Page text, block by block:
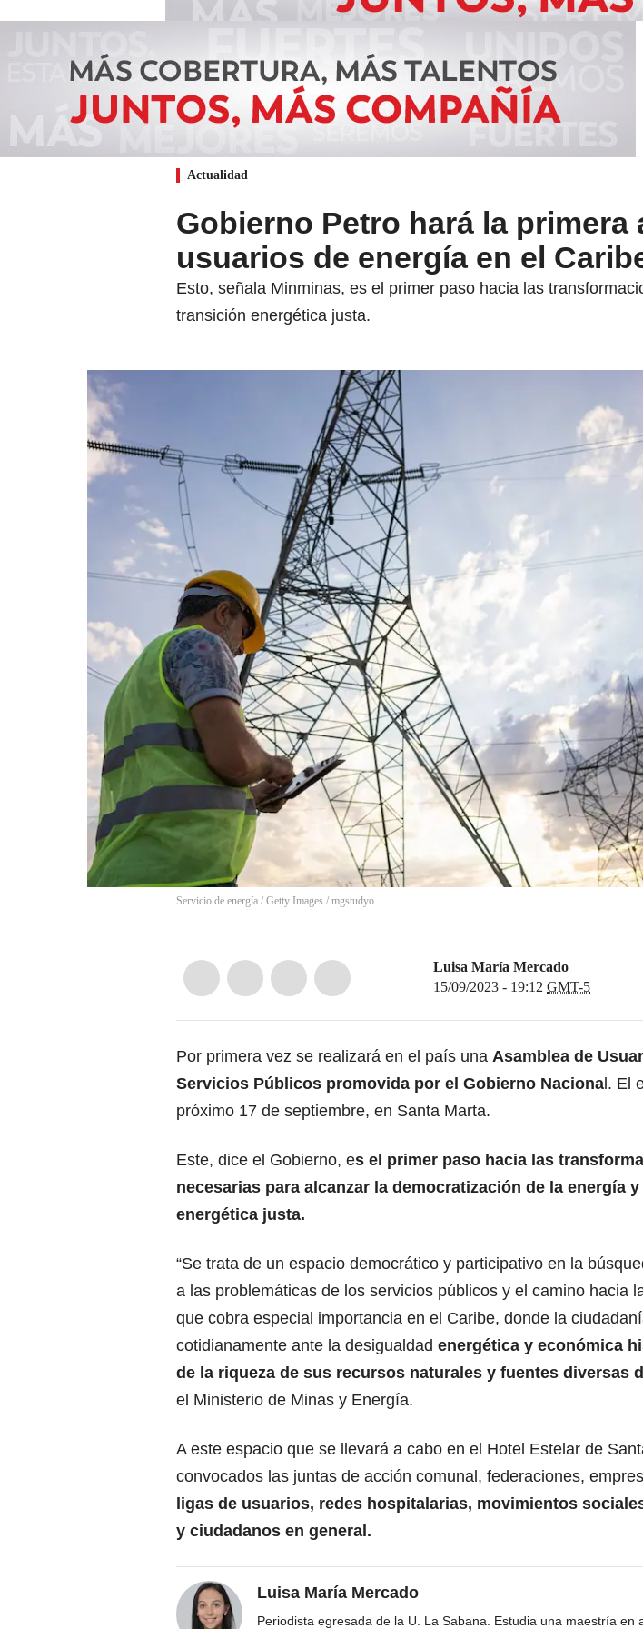
Actualidad
Gobierno Petro hará la primera
usuarios de energía en el
Esto, señala Minminas, es el primer paso hacia las
transición energética justa.
Servicio de energía / Getty Images / mgstudyo
Luisa María Mercado
15/09/2023 - 19:12 GMT-5
Por primera vez se realizará en el país una Asamblea de
Servicios Públicos promovida por el Gobierno Naciona l. El
próximo 17 de septiembre, en Santa Marta.
Este, dice el Gobierno, es el primer paso hacia las
necesarias para alcanzar la democratización de la energía
energética justa.
“Se trata de un espacio democrático y participativo en la
a las problemáticas de los servicios públicos y el camino hacia
que cobra especial importancia en el Caribe, donde la
cotidianamente ante la desigualdad energética y económica
de la riqueza de sus recursos naturales y fuentes diversas
el Ministerio de Minas y Energía.
A este espacio que se llevará a cabo en el Hotel Estelar de
convocados las juntas de acción comunal, federaciones,
ligas de usuarios, redes hospitalarias, movimientos
y ciudadanos en general.
Luisa María Mercado
Periodista egresada de la U. La Sabana. Estudia una maestría en